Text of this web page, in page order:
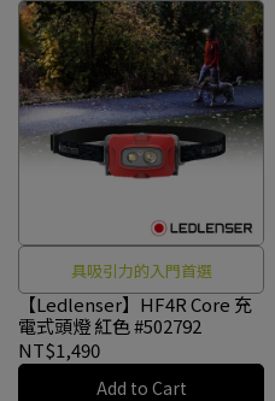
具吸引力的入門首選
【Ledlenser】HF4R Core 充
電式頭燈 紅色 #502792
NT$1,490
Add to Cart